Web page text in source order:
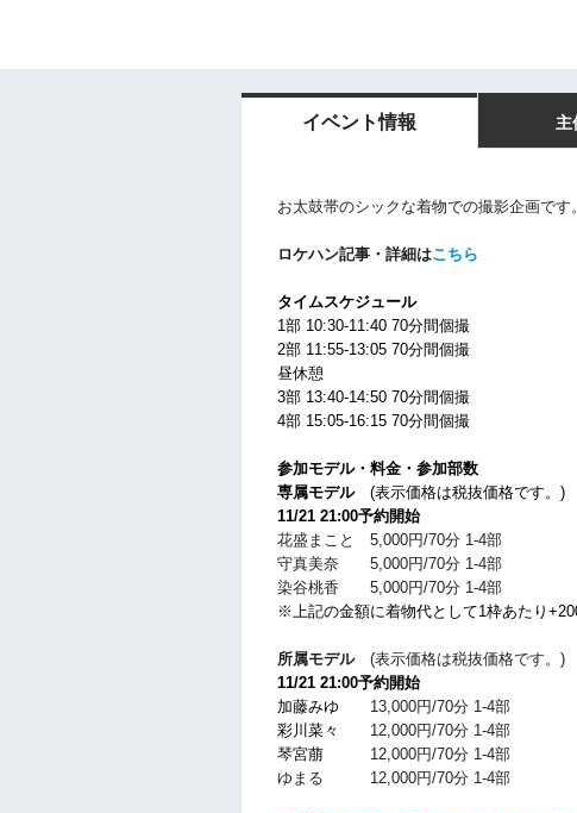
イベント情報 主
お太鼓帯のシックな着物での撮影企画です。
ロケハン記事・詳細はこちら
タイムスケジュール
1部 10:30-11:40 70分間個撮
2部 11:55-13:05 70分間個撮
昼休憩
3部 13:40-14:50 70分間個撮
4部 15:05-16:15 70分間個撮
参加モデル・料金・参加部数
専属モデル(表示価格は税抜価格です。)
11/21 21:00予約開始
花盛まこと 5,000円/70分 1-4部
守真美奈 5,000円/70分 1-4部
染谷桃香 5,000円/70分 1-4部
※上記の金額に着物代として1枠あたり
所属モデル
(表示価格は税抜価格です。)
11/21 21:00予約開始
加藤みゆ 13,000円/70分 1-4部
彩川菜々 12,000円/70分 1-4部
琴宮萠 12,000円/70分 1-4部
ゆまる 12,000円/70分 1-4部